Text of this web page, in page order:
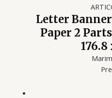
Letter
Paper 2
176.8